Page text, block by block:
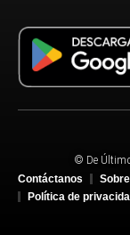
© De
Contáctanos
Política de